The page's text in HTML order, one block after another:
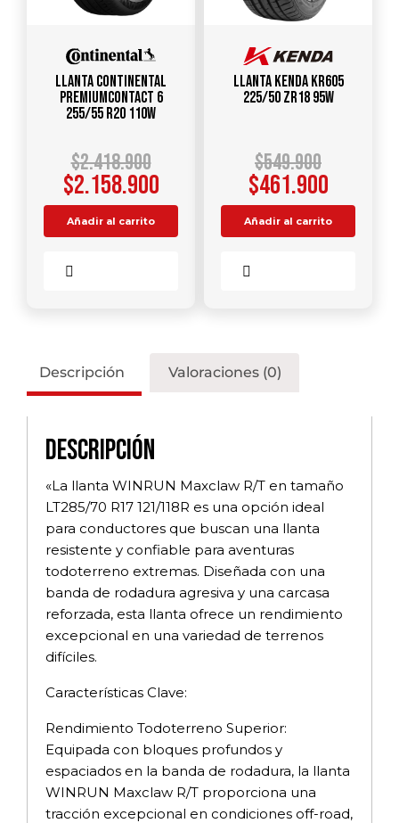
Llanta CONTINENTAL
PREMIUMCONTACT 6
255/55 R20 110W
$2.418.900
$2.158.900
Añadir al carrito
Llanta KENDA KR605
225/50 ZR18 95W
$549.900
$461.900
Añadir al carrito
Descripción Valoraciones (0)
Descripción
«La llanta WINRUN Maxclaw R/T en tamaño
LT285/70 R17 121/118R es una opción ideal
para conductores que buscan una llanta
resistente y confiable para aventuras
todoterreno extremas. Diseñada con una
banda de rodadura agresiva y una carcasa
reforzada, esta llanta ofrece un rendimiento
excepcional en una variedad de terrenos
difíciles.
Características Clave:
Rendimiento Todoterreno Superior:
Equipada con bloques profundos y
espaciados en la banda de rodadura, la llanta
WINRUN Maxclaw R/T proporciona una
tracción excepcional en condiciones off-road,